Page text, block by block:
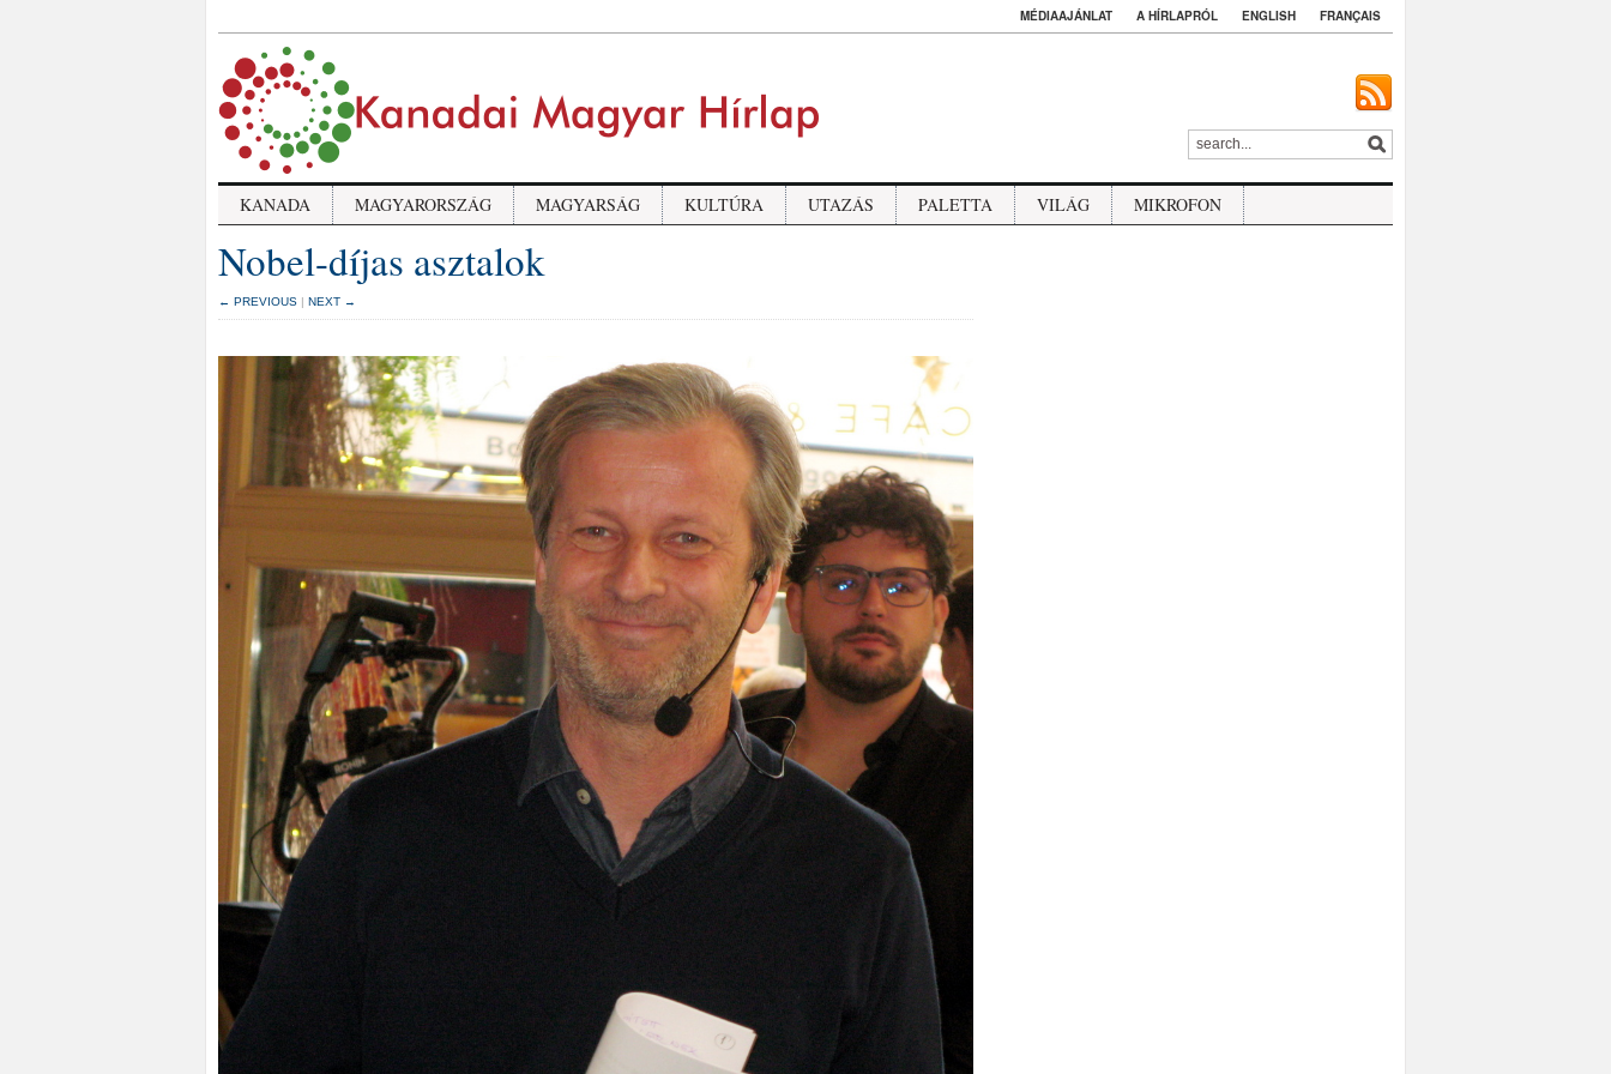
MÉDIAAJÁNLAT A HÍRLAPRÓL ENGLISH FRANÇAIS
KANADA MAGYARORSZÁG MAGYARSÁG KULTÚRA UTAZÁS PALETTA VILÁG MIKROFON
Nobel-díjas asztalok
← PREVIOUS | NEXT →